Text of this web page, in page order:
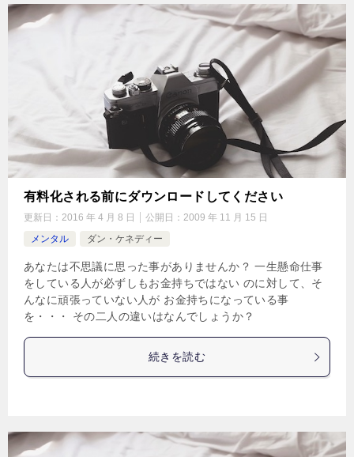
有料化される前にダウンロードしてください
更新日： 2016 年 4 月 8 日 公開日： 2009 年 11 月 15 日
メンタル
ダン・ケネディー
あなたは不思議に思った事がありませんか？ 一生懸命仕事
をしている人が必ずしもお金持ちではない のに対して、そ
んなに頑張っていない人が お金持ちになっている事
を・・・ その二人の違いはなんでしょうか？
続きを読む